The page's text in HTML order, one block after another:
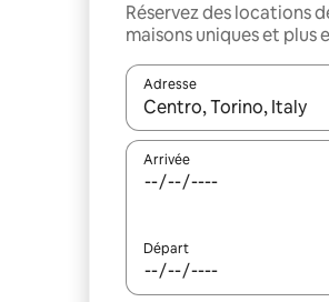
Réservez des locations
maisons uniques et plus
Adresse
Lorsque les résultats
Arrivée
Départ